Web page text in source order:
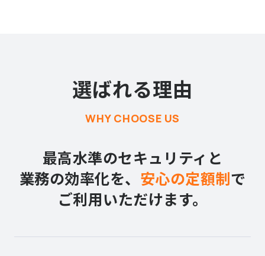
選ばれる理由
WHY CHOOSE US
最高水準のセキュリティと
業務の効率化を、 安心の定額制で
ご利用いただけます。